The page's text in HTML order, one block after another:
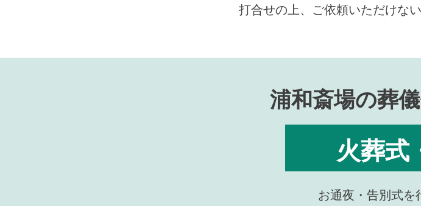
打合せの上、ご依頼いただけな
浦和斎場の葬
火葬式
お通夜・告別式を